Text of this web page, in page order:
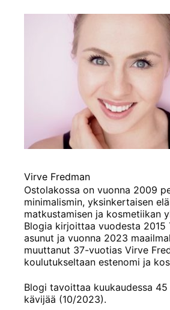
Virve Fredman
Ostolakossa on vuonna 2009
minimalismin, yksinkertaisen
matkustamisen ja kosmetiikan
Blogia kirjoittaa vuodesta 2015
asunut ja vuonna 2023
muuttanut 37-vuotias Virve
koulutukseltaan estenomi ja
Blogi tavoittaa kuukaudessa
kävijää (10/2023).